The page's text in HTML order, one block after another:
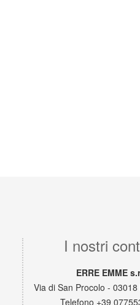
I nostri
ERRE EMME
Via di San Procolo -
Telefono +39